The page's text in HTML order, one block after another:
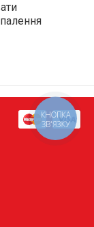
КНОПКА
ЗВ'ЯЗКУ